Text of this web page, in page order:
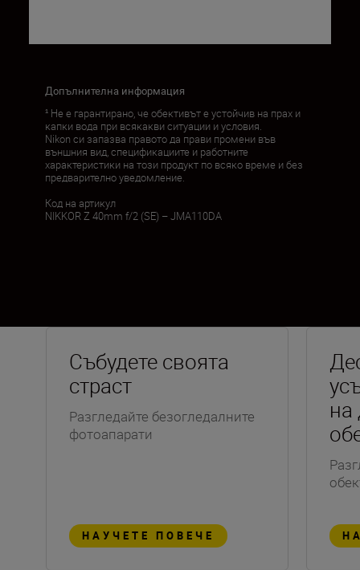
Допълнителна информация
¹ Не е гарантирано, че обективът е устойчив на прах и
капки вода при всякакви ситуации и условия.
Nikon си запазва правото да прави промени във
външния вид, спецификациите и работните
характеристики на този продукт по всяко време и без
предварително уведомление.
Код на артикул
NIKKOR Z 40mm f/2 (SE) – JMA110DA
Събудете своята
страст
Разгледайте безогледалните
фотоапарати
НАУЧЕТЕ ПОВЕЧЕ
на